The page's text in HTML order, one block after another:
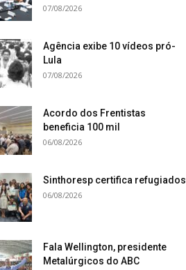
07/08/2026
Agência exibe 10 vídeos pró-
Lula
07/08/2026
Acordo dos Frentistas
beneficia 100 mil
06/08/2026
Sinthoresp certifica refugiados
06/08/2026
Fala Wellington, presidente
Metalúrgicos do ABC